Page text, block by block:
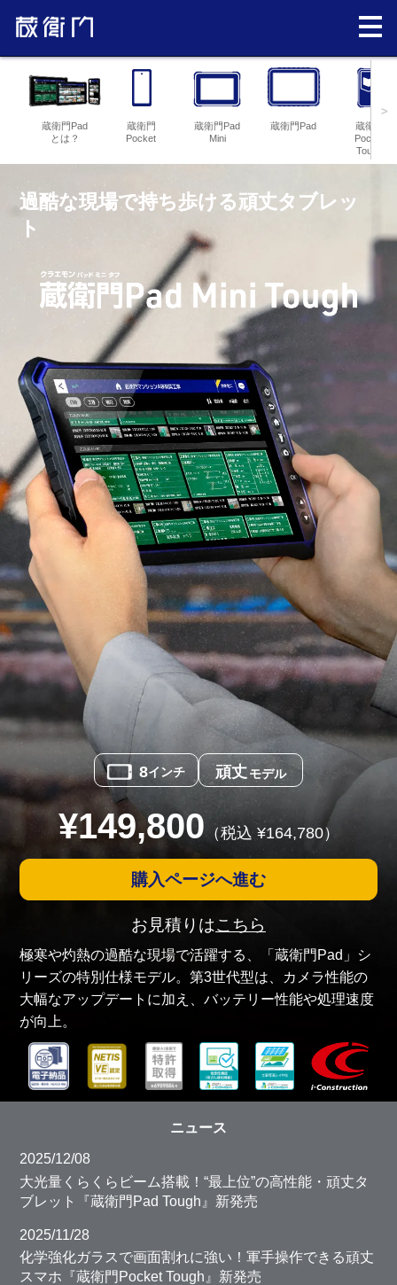
蔵衛門Pad
とは？
蔵衛門
Pocket
蔵衛門Pad
Mini
蔵衛門Pad
蔵衛門
Pocket
Tough
>
過酷な現場で持ち歩ける頑丈タブレッ
ト
8インチ 頑丈モデル
¥149,800 （税込 ¥164,780）
購入ページへ進む
お見積りはこちら
極寒や灼熱の過酷な現場で活躍する、「蔵衛門Pad」シ
リーズの特別仕様モデル。第3世代型は、カメラ性能の
大幅なアップデートに加え、バッテリー性能や処理速度
が向上。
ニュース
2025/12/08
大光量くらくらビーム搭載！“最上位”の高性能・頑丈タ
ブレット『蔵衛門Pad Tough』新発売
2025/11/28
化学強化ガラスで画面割れに強い！軍手操作できる頑丈
スマホ『蔵衛門Pocket Tough』新発売